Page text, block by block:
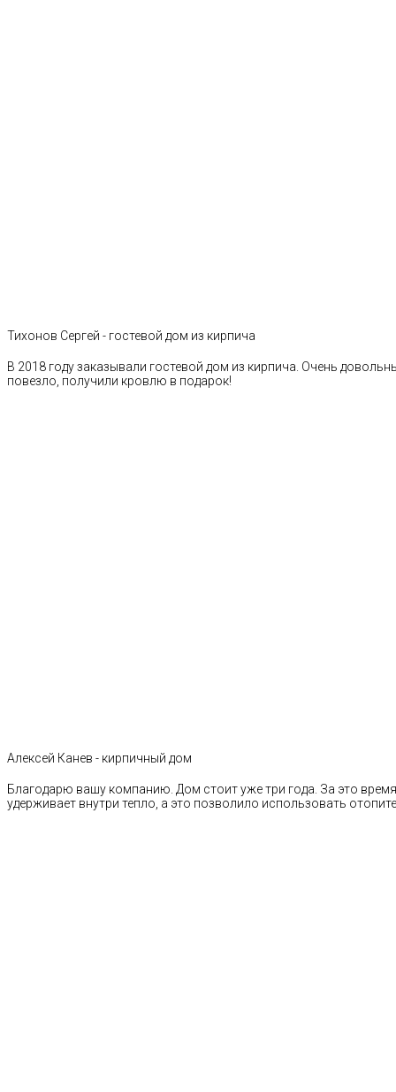
Тихонов Сергей - гостевой дом из кирпича
В 2018 году заказывали гостевой дом из кирпича. Очень
повезло, получили кровлю в подарок!
Алексей Канев - кирпичный дом
Благодарю вашу компанию. Дом стоит уже три года. За это
удерживает внутри тепло, а это позволило использовать